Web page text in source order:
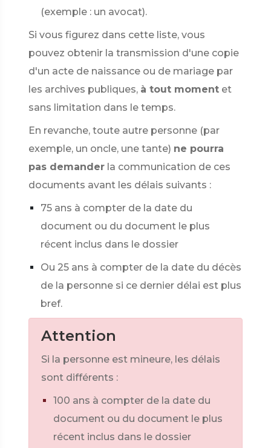
(exemple : un avocat).
Si vous figurez dans cette liste, vous
pouvez obtenir la transmission d'une copie
d'un acte de naissance ou de mariage par
les archives publiques, à tout moment et
sans limitation dans le temps.
En revanche, toute autre personne (par
exemple, un oncle, une tante) ne pourra
pas demander la communication de ces
documents avant les délais suivants :
75 ans à compter de la date du
document ou du document le plus
récent inclus dans le dossier
Ou 25 ans à compter de la date du décès
de la personne si ce dernier délai est plus
bref.
Attention
Si la personne est mineure, les délais
sont différents :
100 ans à compter de la date du
document ou du document le plus
récent inclus dans le dossier